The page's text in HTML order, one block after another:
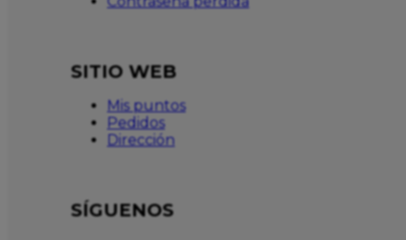
SITIO WEB
Mis puntos
Pedidos
Dirección
SÍGUENOS